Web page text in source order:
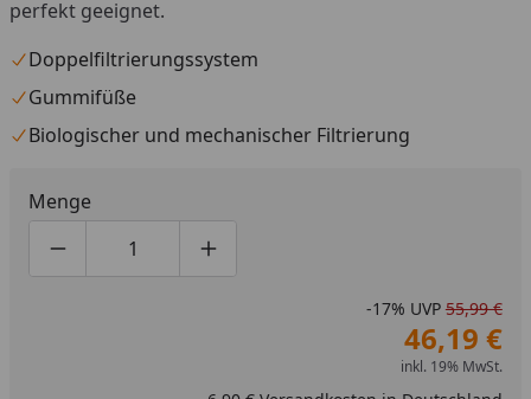
perfekt geeignet.
Doppelfiltrierungssystem
Gummifüße
Biologischer und mechanischer Filtrierung
Menge
Produktmenge um eins verringern
Produktmenge manuell eingeben
Produktmenge um eins erhöhen
-17% UVP 55,99 €
46,19 €
inkl. 19% MwSt.